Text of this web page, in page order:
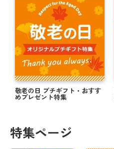
敬老の日 プチギフト・おすす
めプレゼント特集
特集ページ